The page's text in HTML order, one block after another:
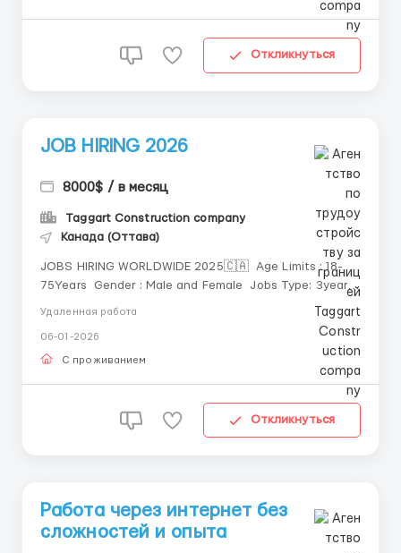
Откликнуться
JOB HIRING 2026
8000$ / в месяц
Taggart Construction company
Канада (Оттава)
JOBS HIRING WORLDWIDE 2025🇨🇦 Age Limits : 18-
75Years Gender : Male and Female Jobs Type: 3years
Contract Grade : Experience or Non Experience.
Удаленная работа
06-01-2026
С проживанием
Откликнуться
Работа через интернет без
сложностей и опыта